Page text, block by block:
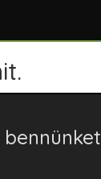
bennünket